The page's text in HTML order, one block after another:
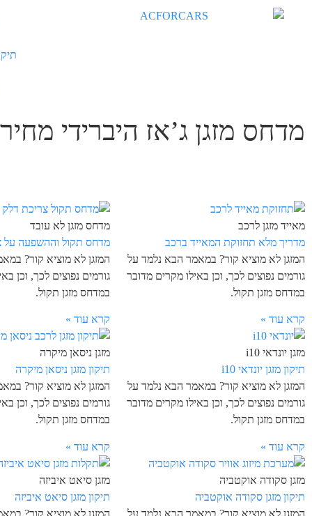
מדחס מזגן ג’אז היברידי מחיר
מאייד מזגן לרכב
מדריך מלא תחזוקת המאייד ברכב
המזגן לא מוציא קור? במאמר הבא נלמד על
גורמים נפוצים לכך, וכן באילו מקרים מדובר
במדחס מזגן תקול.
קרא עוד »
מדחס מזגן לא עובד
מדחס תקול וההשפעה על
המזגן לא מוציא קור?
גורמים נפוצים לכך, וכן
במדחס מזגן תקול.
קרא עוד »
מזגן יונדאי i10
תיקון מזגן יונדאי i10
המזגן לא מוציא קור? במאמר הבא נלמד על
גורמים נפוצים לכך, וכן באילו מקרים מדובר
במדחס מזגן תקול.
קרא עוד »
מזגן ניסאן מיקרה
תיקון מזגן ניסאן מיקרה
המזגן לא מוציא קור?
גורמים נפוצים לכך, וכן
במדחס מזגן תקול.
קרא עוד »
מזגן סקודה אוקטביה
תיקון מזגן סקודה אוקטביה
המזגן לא מוציא קור? במאמר הבא נלמד על
מזגן סיאט איביזה
תיקון מזגן סיאט איביזה
המזגן לא מוציא קור?